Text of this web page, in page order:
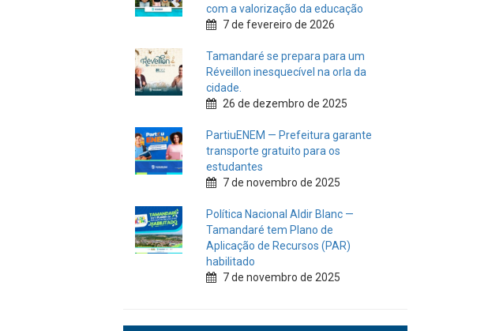
com a valorização da educação
7 de fevereiro de 2026
Tamandaré se prepara para um
Réveillon inesquecível na orla da
cidade.
26 de dezembro de 2025
PartiuENEM — Prefeitura garante
transporte gratuito para os
estudantes
7 de novembro de 2025
Política Nacional Aldir Blanc —
Tamandaré tem Plano de
Aplicação de Recursos (PAR)
habilitado
7 de novembro de 2025